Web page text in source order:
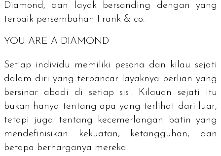
Diamond, dan layak bersanding dengan yang
terbaik persembahan Frank & co.
YOU ARE A DIAMOND
Setiap individu memiliki pesona dan kilau sejati
dalam diri yang terpancar layaknya berlian yang
bersinar abadi di setiap sisi. Kilauan sejati itu
bukan hanya tentang apa yang terlihat dari luar,
tetapi juga tentang kecemerlangan batin yang
mendefinisikan kekuatan, ketangguhan, dan
betapa berharganya mereka.